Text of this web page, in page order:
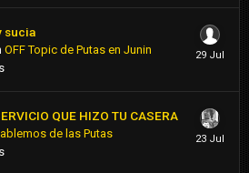
sucia
OFF Topic de Putas en Junin
QUE HIZO TU CASERA
de las Putas